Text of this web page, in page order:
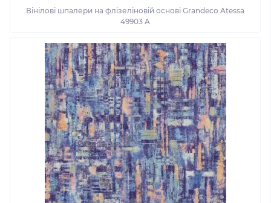
Вінілові шпалери на флізеліновій основі Grandeco Atessa
49903 A